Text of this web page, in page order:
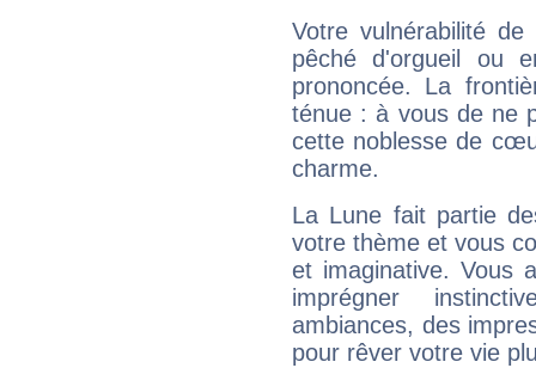
Votre vulnérabilité
pêché d'orgueil ou
prononcée. La
ténue : à vous de ne
cette noblesse de
charme.
La Lune fait partie
votre thème et vous
et imaginative. Vous
imprégner
ambiances, des
pour rêver votre vie